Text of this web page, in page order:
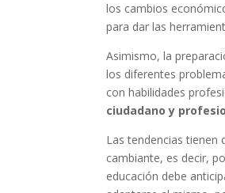
los cambios
para dar las
Asimismo, la
los diferentes
con habilidades
ciudadano y
Las tendencias tienen
cambiante, es decir,
educación debe